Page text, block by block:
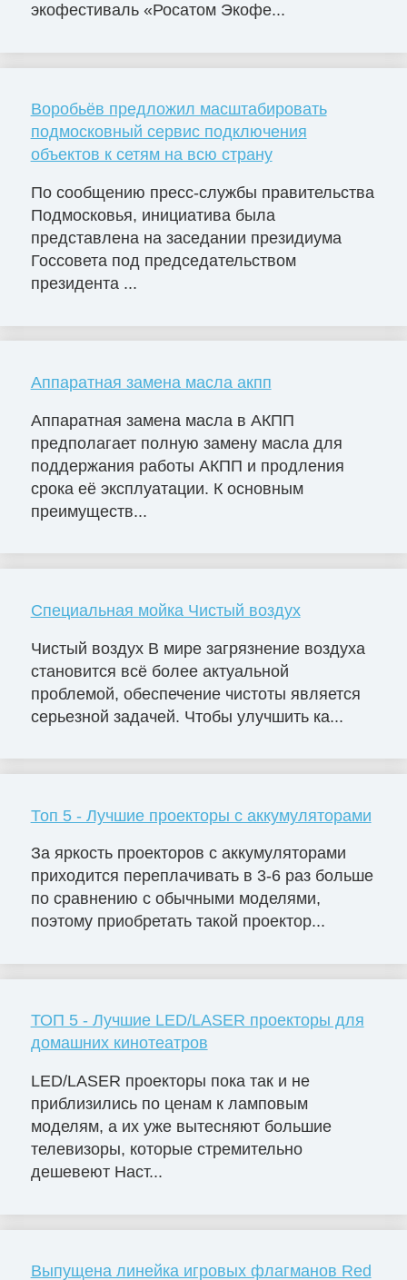
экофестиваль «Росатом Экофе...
Воробьёв предложил масштабировать
подмосковный сервис подключения
объектов к сетям на всю страну
По сообщению пресс-службы правительства
Подмосковья, инициатива была
представлена на заседании президиума
Госсовета под председательством
президента ...
Аппаратная замена масла акпп
Аппаратная замена масла в АКПП
предполагает полную замену масла для
поддержания работы АКПП и продления
срока её эксплуатации. К основным
преимуществ...
Специальная мойка Чистый воздух
Чистый воздух В мире загрязнение воздуха
становится всё более актуальной
проблемой, обеспечение чистоты является
серьезной задачей. Чтобы улучшить ка...
Топ 5 - Лучшие проекторы с аккумуляторами
За яркость проекторов с аккумуляторами
приходится переплачивать в 3-6 раз больше
по сравнению с обычными моделями,
поэтому приобретать такой проектор...
ТОП 5 - Лучшие LED/LASER проекторы для
домашних кинотеатров
LED/LASER проекторы пока так и не
приблизились по ценам к ламповым
моделям, а их уже вытесняют большие
телевизоры, которые стремительно
дешевеют Наст...
Выпущена линейка игровых флагманов Red